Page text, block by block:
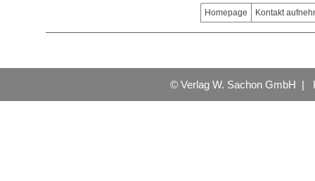
Homepage Kontakt
© Verlag W. Sachon GmbH |